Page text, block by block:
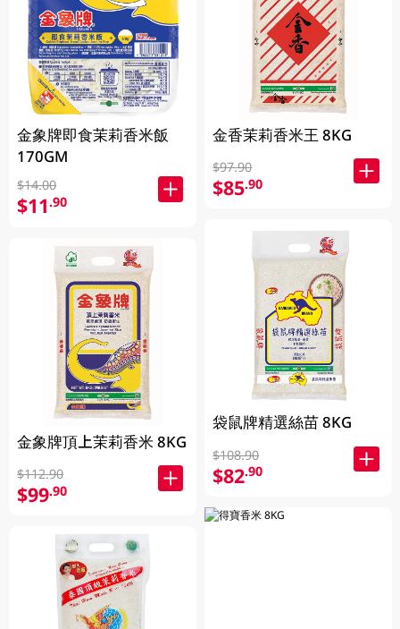
金象牌即食茉莉香米飯
170GM
$14.00
$11.90
金象牌頂上茉莉香米 8KG
$112.90
$99.90
金香茉莉香米王 8KG
$97.90
$85.90
袋鼠牌精選絲苗 8KG
$108.90
$82.90